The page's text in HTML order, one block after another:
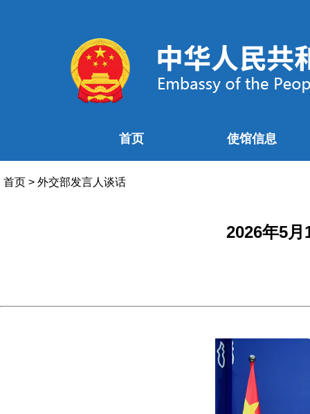
首页 使馆信息
首页 > 外交部发言人谈话
2026年5